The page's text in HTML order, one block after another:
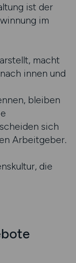
ist der
im
macht
innen und
bleiben
sich
Arbeitgeber.
die